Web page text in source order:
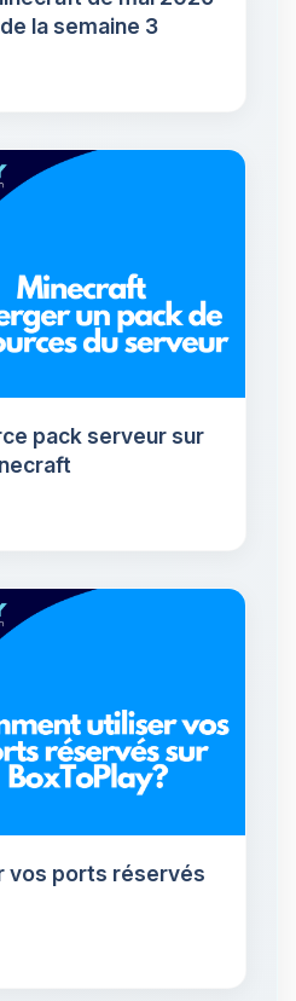
la semaine 3
pack serveur sur
vos ports réservés